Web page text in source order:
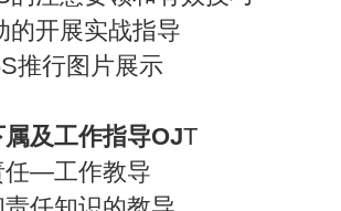
的开展实战指导
推行图片展示
及工作指导OJT
任—工作教导